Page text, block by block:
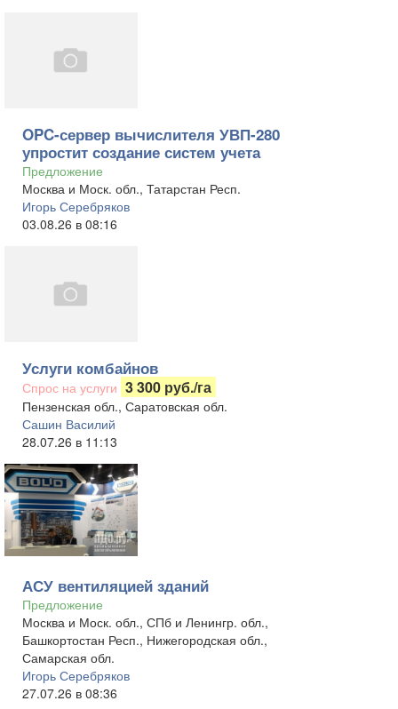
OPC-сервер вычислителя УВП-280
упростит создание систем учета
Предложение
Москва и Моск. обл., Татарстан Респ.
Игорь Серебряков
03.08.26 в 08:16
Услуги комбайнов
Спрос на услуги 3 300 руб./га
Пензенская обл., Саратовская обл.
Сашин Василий
28.07.26 в 11:13
АСУ вентиляцией зданий
Предложение
Москва и Моск. обл., СПб и Ленингр. обл.,
Башкортостан Респ., Нижегородская обл.,
Самарская обл.
Игорь Серебряков
27.07.26 в 08:36